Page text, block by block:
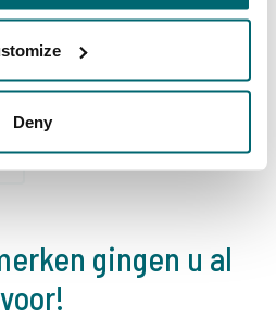
Deny
community
gingen u al
voor!